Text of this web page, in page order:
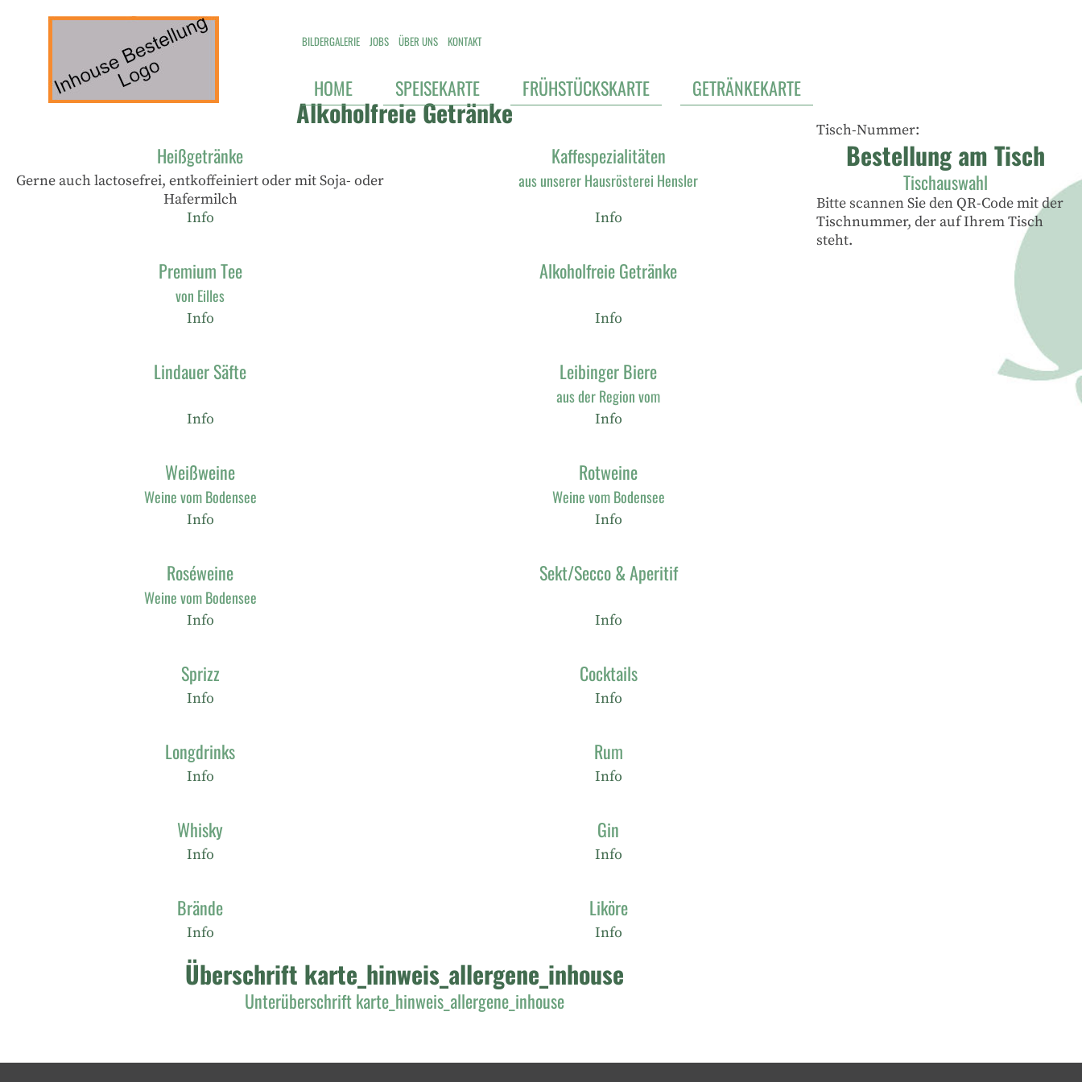
HOME SPEISEKARTE FRÜHSTÜCKSKARTE GETRÄNKEKARTE
BILDERGALERIE JOBS ÜBER UNS KONTAKT
Alkoholfreie Getränke
Heißgetränke
Gerne auch lactosefrei, entkoffeiniert oder mit Soja- oder
Hafermilch
Info
Kaffespezialitäten
aus unserer Hausrösterei Hensler
Info
Premium Tee
von Eilles
Info
Alkoholfreie Getränke
Info
Lindauer Säfte
Info
Leibinger Biere
aus der Region vom
Info
Weißweine
Weine vom Bodensee
Info
Rotweine
Weine vom Bodensee
Info
Roséweine
Weine vom Bodensee
Info
Sekt/Secco & Aperitif
Info
Sprizz
Info
Cocktails
Info
Longdrinks
Info
Rum
Info
Whisky
Info
Gin
Info
Brände
Info
Liköre
Info
Überschrift karte_hinweis_allergene_inhouse
Unterüberschrift karte_hinweis_allergene_inhouse
Tisch-Nummer:
Bestellung am Tisch
Tischauswahl
Bitte scannen Sie den QR-Code mit der
Tischnummer, der auf Ihrem Tisch
steht.